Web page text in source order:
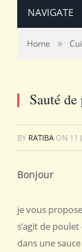
NAVIGATE
Home »
Sauté
BY RATIBA ON 11
Bonjour
je vous
s’agit de
dans une